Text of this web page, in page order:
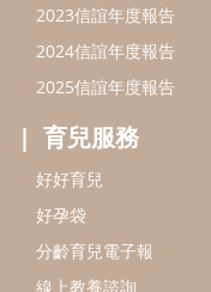
出版服務
信誼基金出版社
閱讀推廣
Bookstart閱讀起步走
信誼幼兒文學獎
信誼兒童動畫獎
小袋鼠說故事劇團